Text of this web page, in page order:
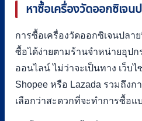
หาซื้อเครื่องวัดออกซิเจน
การซื้อเครื่องวัดออกซิเจนปลา
ซื้อได้ง่ายตามร้านจำหน่ายอุป
ออนไลน์ ไม่ว่าจะเป็นทาง เว็บไ
Shopee หรือ Lazada รวมถึง
เลือกว่าสะดวกที่จะทำการซื้อแ